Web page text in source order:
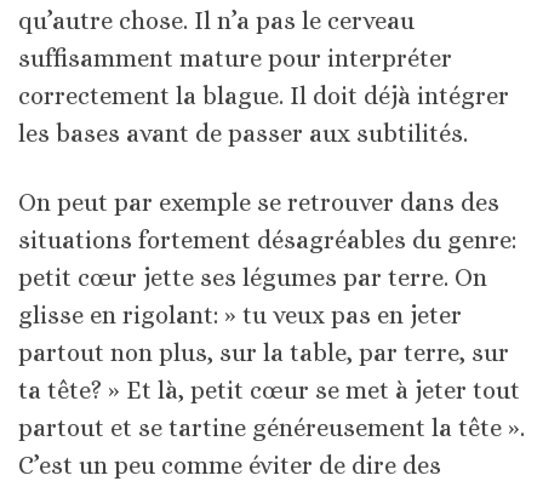
qu’autre chose. Il n’a pas le cerveau
suffisamment mature pour interpréter
correctement la blague. Il doit déjà intégrer
les bases avant de passer aux subtilités.
On peut par exemple se retrouver dans des
situations fortement désagréables du genre:
petit cœur jette ses légumes par terre. On
glisse en rigolant: » tu veux pas en jeter
partout non plus, sur la table, par terre, sur
ta tête? » Et là, petit cœur se met à jeter tout
partout et se tartine généreusement la tête ».
C’est un peu comme éviter de dire des